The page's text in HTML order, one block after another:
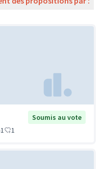
Soumis au vote
1 1